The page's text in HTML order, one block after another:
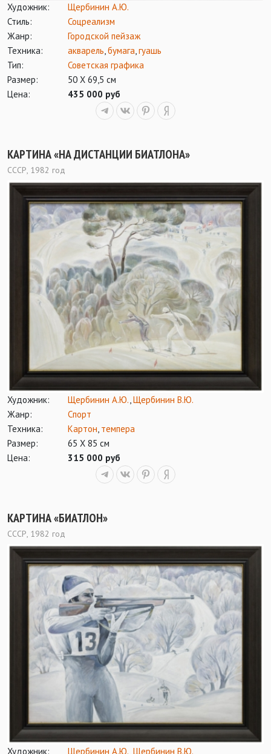
Художник:
Щербинин А.Ю.
Стиль:
Соцреализм
Жанр:
Городской пейзаж
Техника:
акварель бумага гуашь
Тип:
Советская графика
Размер:
50 Х 69,5 см
Цена:
435 000 руб
КАРТИНА «НА ДИСТАНЦИИ БИАТЛОНА»
СССР, 1982 год
Художник: Щербинин А.Ю.,Щербинин В.Ю.
Жанр:
Спорт
Техника:
Картон, темпера
Размер:
65 Х 85 см
Цена:
315 000 руб
КАРТИНА «БИАТЛОН»
СССР, 1982 год
Художник: Щербинин А.Ю. Щербинин В.Ю.